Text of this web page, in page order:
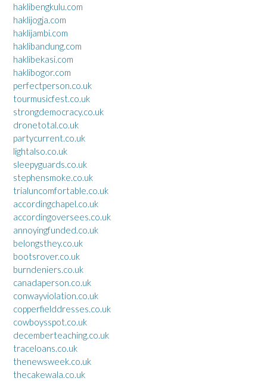
haklibengkulu.com
haklijogja.com
haklijambi.com
haklibandung.com
haklibekasi.com
haklibogor.com
perfectperson.co.uk
tourmusicfest.co.uk
strongdemocracy.co.uk
dronetotal.co.uk
partycurrent.co.uk
lightalso.co.uk
sleepyguards.co.uk
stephensmoke.co.uk
trialuncomfortable.co.uk
accordingchapel.co.uk
accordingoversees.co.uk
annoyingfunded.co.uk
belongsthey.co.uk
bootsrover.co.uk
burndeniers.co.uk
canadaperson.co.uk
conwayviolation.co.uk
copperfielddresses.co.uk
cowboysspot.co.uk
decemberteaching.co.uk
traceloans.co.uk
thenewsweek.co.uk
thecakewala.co.uk